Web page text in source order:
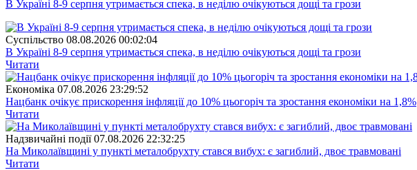
В Україні 8-9 серпня утримається спека, в неділю очікуються дощі та грози
Суспiльство 08.08.2026 00:02:04
В Україні 8-9 серпня утримається спека, в неділю очікуються дощі та грози
Читати
Економіка 07.08.2026 23:29:52
Нацбанк очікує прискорення інфляції до 10% цьогоріч та зростання економіки на 1,8%
Читати
Надзвичайні події 07.08.2026 22:32:25
На Миколаївщині у пункті металобрухту стався вибух: є загиблий, двоє травмовані
Читати